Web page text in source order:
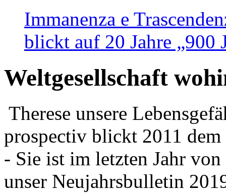
Immanenza e
blickt auf 20 Jahre „900
Weltgesellschaft
Therese unsere
prospectiv blickt 2011
- Sie ist im letzten Jahr
unser Neujahrsbulletin